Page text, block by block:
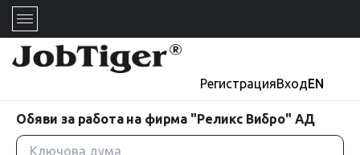
РегистрацияВходEN
Обяви за работа на фирма "Реликс Вибро" АД